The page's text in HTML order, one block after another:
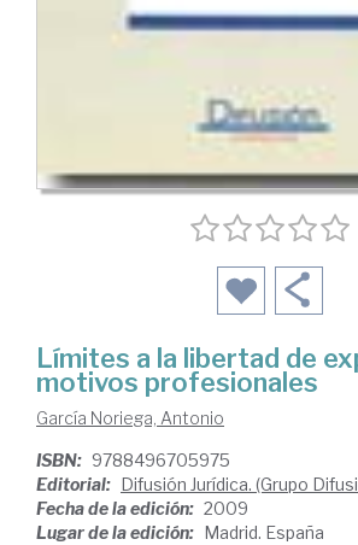
Límites a la libertad de
motivos profesionales
García Noriega, Antonio
ISBN: 9788496705975
Editorial: Difusión Jurídica. (Grupo
Fecha de la edición: 2009
Lugar de la edición: Madrid. España